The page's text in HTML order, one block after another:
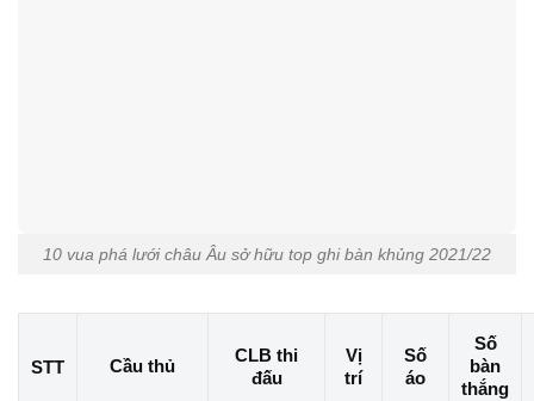
10 vua phá lưới châu Âu sở hữu top ghi bàn khủng 2021/22
STT Cầu thủ
CLB thi
đấu
Vị
trí
Số
áo
Số
bàn
thắng